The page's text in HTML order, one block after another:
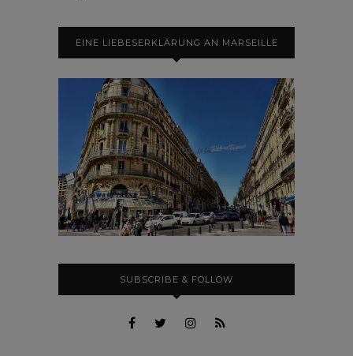
EINE LIEBESERKLÄRUNG AN MARSEILLE
SUBSCRIBE & FOLLOW